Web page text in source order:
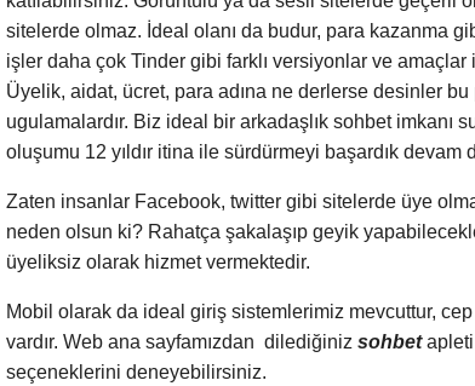
sitelerde olmaz. İdeal olanı da budur, para kazanma
işler daha çok Tinder gibi farklı versiyonlar ve amaçlar
Üyelik, aidat, ücret, para adına ne derlerse desinler
ugulamalardır. Biz ideal bir arkadaşlık sohbet imkanı
oluşumu 12 yıldır itina ile sürdürmeyi başardık devam
Zaten insanlar Facebook, twitter gibi sitelerde üye
neden olsun ki? Rahatça şakalaşıp geyik
üyeliksiz olarak hizmet vermektedir.
Mobil olarak da ideal giriş sistemlerimiz mevcuttur,
vardır. Web ana sayfamızdan dilediğiniz sohbet apleti
seçeneklerini deneyebilirsiniz.